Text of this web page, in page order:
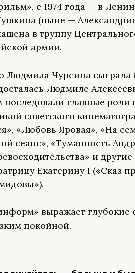
с 1974 года — в
(ныне —
в труппу
армии.
Людмила Чурсина сыграла
Людмиле
последовали главные роли
советского
«Любовь Яровая», «На
сеанс», «Туманность
и
Екатерину I («Сказ
выражает глубокие
покойной.